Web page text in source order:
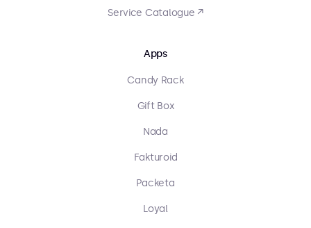
Service Catalogue ↗
Apps
Candy Rack
Gift Box
Nada
Fakturoid
Packeta
Loyal